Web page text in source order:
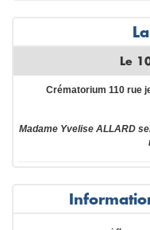
Le
Crématorium 110 rue
Madame Yvelise ALLARD